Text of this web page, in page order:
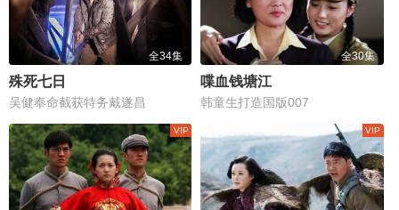
全34集
殊死七日
吴健奉命截获特务戴遂昌
全30集
喋血钱塘江
韩童生打造国版007